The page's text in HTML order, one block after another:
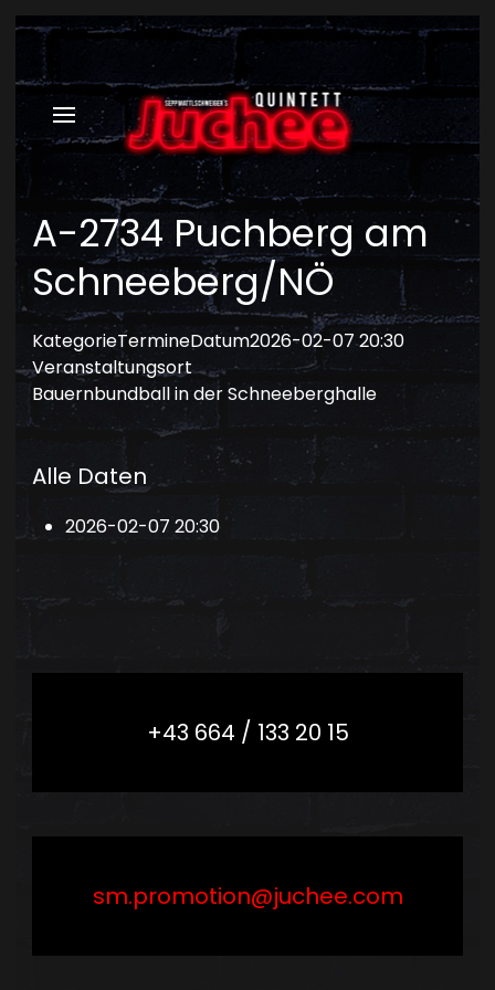
A-2734 Puchberg am
Schneeberg/NÖ
KategorieTermineDatum2026-02-07 20:30
Veranstaltungsort
Bauernbundball in der Schneeberghalle
Alle Daten
2026-02-07 20:30
+43 664 / 133 20 15
sm.promotion@juchee.com